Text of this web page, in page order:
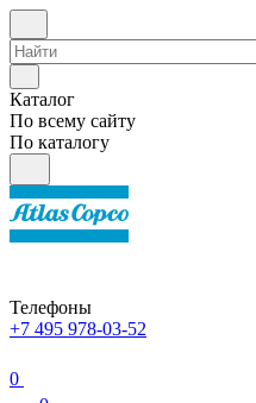
Каталог
По всему сайту
По каталогу
Телефоны
+7 495 978-03-52
0